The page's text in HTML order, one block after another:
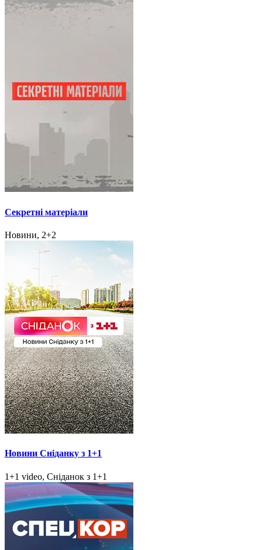
Секретні матеріали
Новини, 2+2
Новини Сніданку з 1+1
1+1 video, Сніданок з 1+1